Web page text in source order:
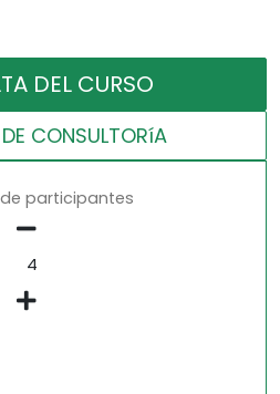
DEL CURSO
CONSULTORíA
participantes